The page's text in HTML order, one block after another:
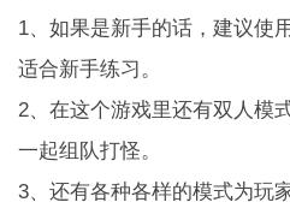
1、如果是新手的话，建议使
适合新手练习。
2、在这个游戏里还有双人模
一起组队打怪。
3、还有各种各样的模式为玩